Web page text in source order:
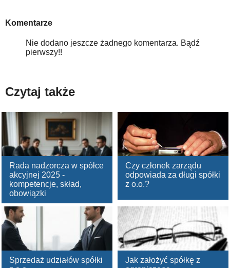
Komentarze
Nie dodano jeszcze żadnego komentarza. Bądź
pierwszy!!
Czytaj także
Rada nadzorcza w spółce
akcyjnej 2025 -
kompetencje, skład,
obowiązki
Czy członek zarządu
odpowiada za długi spółki
z o.o.?
Sprzedaż udziałów spółki
Jak założyć spółkę z